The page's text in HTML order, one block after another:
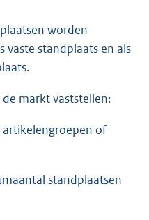
worden
vaste standplaats en als
markt vaststellen:
artikelengroepen of
standplaatsen